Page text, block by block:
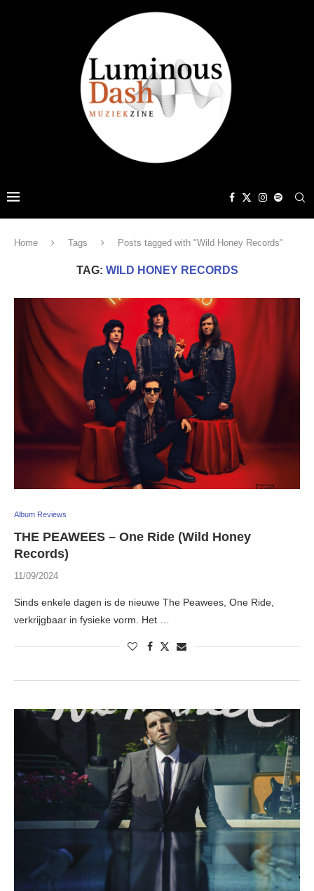
Home Tags Posts tagged with "Wild Honey Records"
TAG: WILD HONEY RECORDS
Album Reviews
THE PEAWEES – One Ride (Wild Honey
Records)
11/09/2024
Sinds enkele dagen is de nieuwe The Peawees, One Ride,
verkrijgbaar in fysieke vorm. Het …